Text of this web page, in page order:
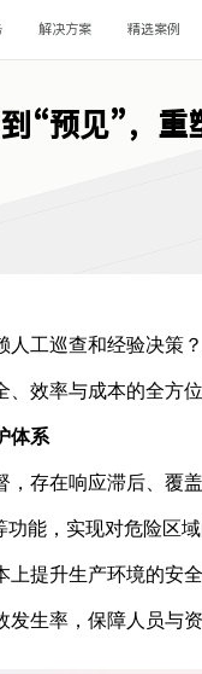
解决方案 精选案例
“预见”，重
工巡查和经验决策
效率与成本的全方位
体系
存在响应滞后、覆
能，实现对危险区
提升生产环境的安
生率，保障人员与资